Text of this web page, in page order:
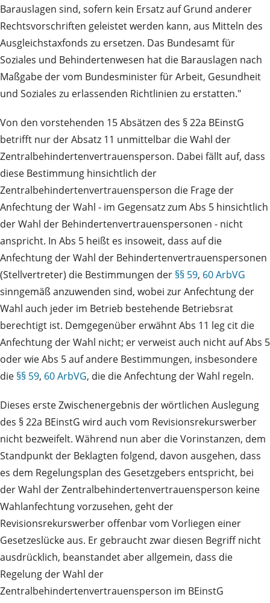
Barauslagen sind, sofern kein Ersatz auf Grund anderer
Rechtsvorschriften geleistet werden kann, aus Mitteln des
Ausgleichstaxfonds zu ersetzen. Das Bundesamt für
Soziales und Behindertenwesen hat die Barauslagen nach
Maßgabe der vom Bundesminister für Arbeit, Gesundheit
und Soziales zu erlassenden Richtlinien zu erstatten."
Von den vorstehenden 15 Absätzen des § 22a BEinstG
betrifft nur der Absatz 11 unmittelbar die Wahl der
Zentralbehindertenvertrauensperson. Dabei fällt auf, dass
diese Bestimmung hinsichtlich der
Zentralbehindertenvertrauensperson die Frage der
Anfechtung der Wahl - im Gegensatz zum Abs 5 hinsichtlich
der Wahl der Behindertenvertrauenspersonen - nicht
anspricht. In Abs 5 heißt es insoweit, dass auf die
Anfechtung der Wahl der Behindertenvertrauenspersonen
(Stellvertreter) die Bestimmungen der §§ 59, 60 ArbVG
sinngemäß anzuwenden sind, wobei zur Anfechtung der
Wahl auch jeder im Betrieb bestehende Betriebsrat
berechtigt ist. Demgegenüber erwähnt Abs 11 leg cit die
Anfechtung der Wahl nicht; er verweist auch nicht auf Abs 5
oder wie Abs 5 auf andere Bestimmungen, insbesondere
die §§ 59, 60 ArbVG, die die Anfechtung der Wahl regeln.
Dieses erste Zwischenergebnis der wörtlichen Auslegung
des § 22a BEinstG wird auch vom Revisionsrekurswerber
nicht bezweifelt. Während nun aber die Vorinstanzen, dem
Standpunkt der Beklagten folgend, davon ausgehen, dass
es dem Regelungsplan des Gesetzgebers entspricht, bei
der Wahl der Zentralbehindertenvertrauensperson keine
Wahlanfechtung vorzusehen, geht der
Revisionsrekurswerber offenbar vom Vorliegen einer
Gesetzeslücke aus. Er gebraucht zwar diesen Begriff nicht
ausdrücklich, beanstandet aber allgemein, dass die
Regelung der Wahl der
Zentralbehindertenvertrauensperson im BEinstG